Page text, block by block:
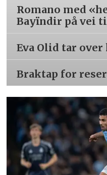
Romano med
Bayïndir på vei
Eva Olid tar
Braktap for